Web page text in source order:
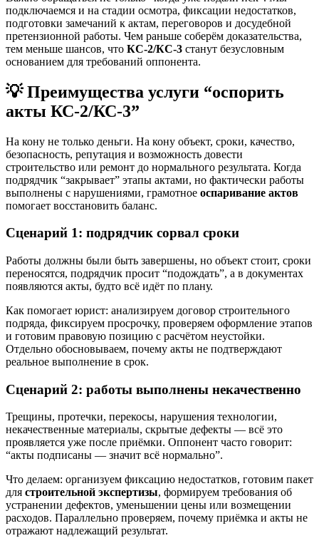
подключаемся и на стадии осмотра, фиксации недостатков,
подготовки замечаний к актам, переговоров и досудебной
претензионной работы. Чем раньше соберём доказательства,
тем меньше шансов, что КС-2/КС-3 станут безусловным
основанием для требований оппонента.
💡 Преимущества услуги “оспорить
акты КС-2/КС-3”
На кону не только деньги. На кону объект, сроки, качество,
безопасность, репутация и возможность довести
строительство или ремонт до нормального результата. Когда
подрядчик “закрывает” этапы актами, но фактически работы
выполнены с нарушениями, грамотное оспаривание актов
помогает восстановить баланс.
Сценарий 1: подрядчик сорвал сроки
Работы должны были быть завершены, но объект стоит, сроки
переносятся, подрядчик просит “подождать”, а в документах
появляются акты, будто всё идёт по плану.
Как помогает юрист: анализируем договор строительного
подряда, фиксируем просрочку, проверяем оформление этапов
и готовим правовую позицию с расчётом неустойки.
Отдельно обосновываем, почему акты не подтверждают
реальное выполнение в срок.
Сценарий 2: работы выполнены некачественно
Трещины, протечки, перекосы, нарушения технологии,
некачественные материалы, скрытые дефекты — всё это
проявляется уже после приёмки. Оппонент часто говорит:
“акты подписаны — значит всё нормально”.
Что делаем: организуем фиксацию недостатков, готовим пакет
для строительной экспертизы, формируем требования об
устранении дефектов, уменьшении цены или возмещении
расходов. Параллельно проверяем, почему приёмка и акты не
отражают надлежащий результат.